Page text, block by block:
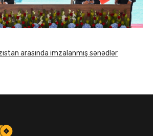
arasında imzalanmış sənədlər